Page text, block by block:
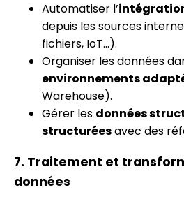
Automatiser l’
depuis les sources
fichiers, IoT…).
Organiser les données
environnements
Warehouse).
Gérer les données
structuréesavec des
7. Traitement et
données